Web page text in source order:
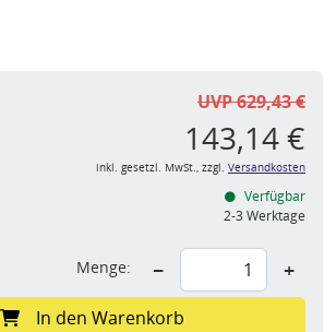
UVP 629,43 €
143,14 €
inkl. gesetzl. MwSt., zzgl. Versandkosten
Verfügbar
2-3 Werktage
Menge: − +
In den Warenkorb